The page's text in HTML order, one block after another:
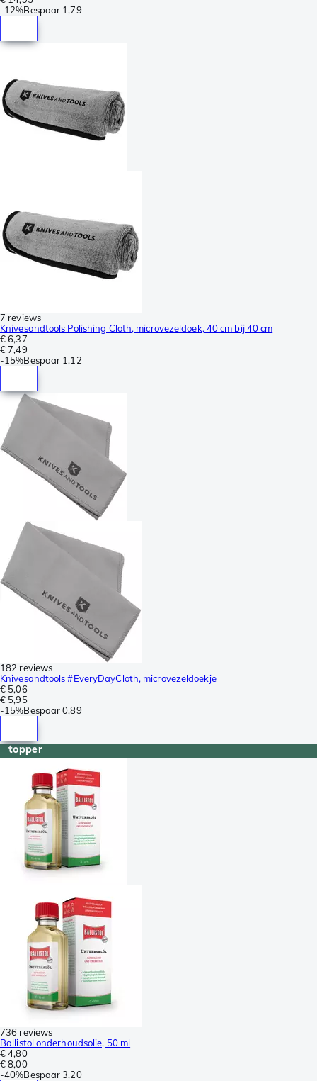
-12%Bespaar 1,79
7 reviews
Knivesandtools Polishing Cloth, microvezeldoek, 40 cm bij 40 cm
€ 6,37
€ 7,49
-15%Bespaar 1,12
182 reviews
Knivesandtools #EveryDayCloth, microvezeldoekje
€ 5,06
€ 5,95
-15%Bespaar 0,89
topper
736 reviews
Ballistol onderhoudsolie, 50 ml
€ 4,80
€ 8,00
-40%Bespaar 3,20